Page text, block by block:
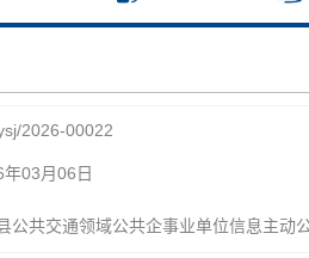
2026-00022
03月06日
共交通领域公共企事业单位信息主动